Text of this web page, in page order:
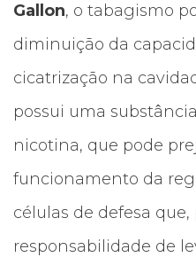
Gallon, o tabagismo
diminuição da
cicatrização na
possui uma
nicotina, que pode
funcionamento da
células de defesa que,
responsabilidade de